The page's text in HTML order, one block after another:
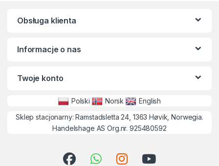
Obsługa klienta
Informacje o nas
Twoje konto
Polski Norsk
English
Sklep stacjonarny: Ramstadsletta 24, 1363 Høvik, Norwegia.
Handelshage AS Org.nr. 925480592